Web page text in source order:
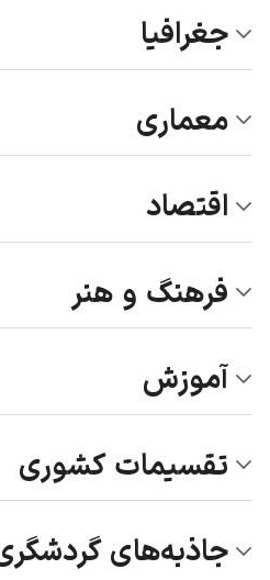
جغرافیا
معماری
اقتصاد
فرهنگ و هنر
آموزش
تقسیمات کشوری
جاذبه‌های